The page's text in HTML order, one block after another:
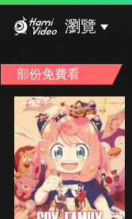
瀏覽
部份免費看